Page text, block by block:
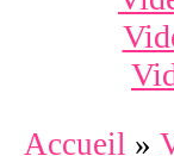
Accueil »